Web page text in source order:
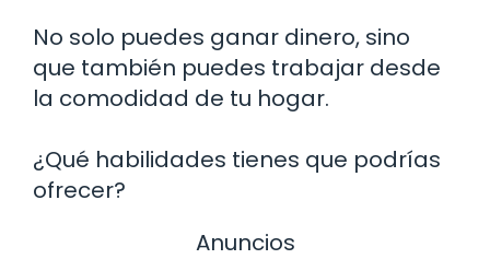
No solo puedes ganar dinero, sino
que también puedes trabajar desde
la comodidad de tu hogar.
¿Qué habilidades tienes que podrías
ofrecer?
Anuncios